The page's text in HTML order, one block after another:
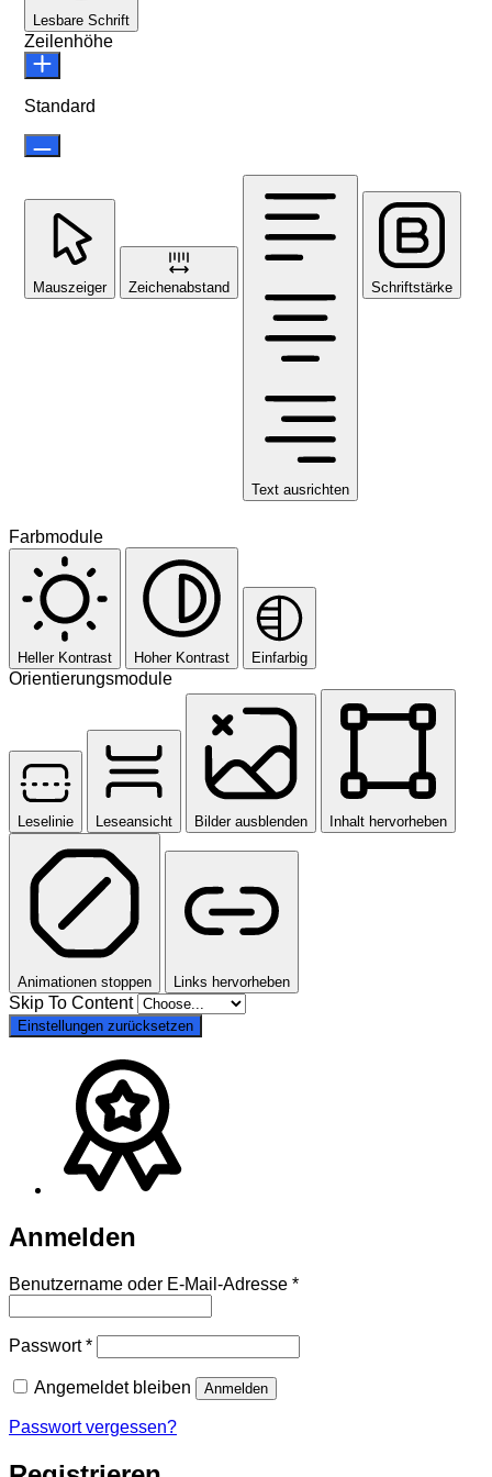
Lesbare Schrift
Zeilenhöhe
Standard
Mauszeiger Zeichenabstand
Text ausrichten
Schriftstärke
Farbmodule
Heller Kontrast Hoher Kontrast Einfarbig
Orientierungsmodule
Leselinie Leseansicht Bilder ausblenden Inhalt hervorheben
Animationen stoppen Links hervorheben
Skip To Content
Einstellungen zurücksetzen
Anmelden
Benutzername oder E-Mail-Adresse *Erforderlich
Passwort*Erforderlich
Angemeldet bleiben Anmelden
Passwort vergessen?